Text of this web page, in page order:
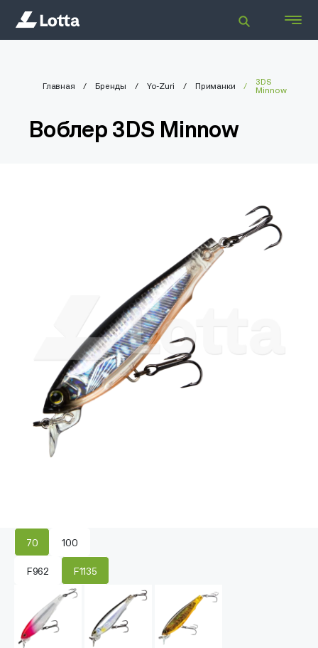
Главная Бренды Yo-Zuri Приманки
3DS
Minnow
Воблер 3DS Minnow
70 100
F962 F1135